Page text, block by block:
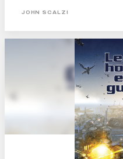
anglais (« Old Man’s War ») mais
JOHN SCALZI